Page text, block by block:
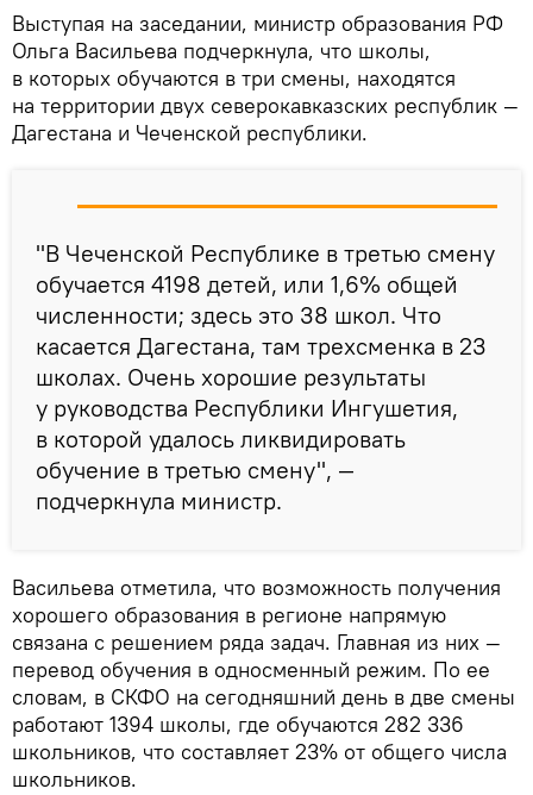
Выступая на заседании, министр образования РФ
Ольга Васильева подчеркнула, что школы,
в которых обучаются в три смены, находятся
на территории двух северокавказских республик —
Дагестана и Чеченской республики.
"В Чеченской Республике в третью смену
обучается 4198 детей, или 1,6% общей
численности; здесь это 38 школ. Что
касается Дагестана, там трехсменка в 23
школах. Очень хорошие результаты
у руководства Республики Ингушетия,
в которой удалось ликвидировать
обучение в третью смену", —
подчеркнула министр.
Васильева отметила, что возможность получения
хорошего образования в регионе напрямую
связана с решением ряда задач. Главная из них —
перевод обучения в односменный режим. По ее
словам, в СКФО на сегодняшний день в две смены
работают 1394 школы, где обучаются 282 336
школьников, что составляет 23% от общего числа
школьников.